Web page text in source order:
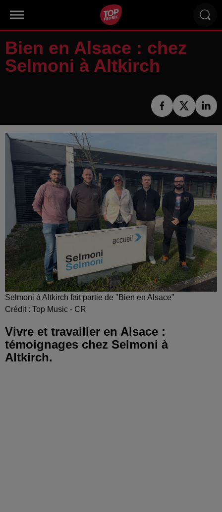
Bien en Alsace : chez
Selmoni à Altkirch
Selmoni à Altkirch fait partie de "Bien en Alsace"
Crédit : Top Music - CR
Vivre et travailler en Alsace :
témoignages chez Selmoni à
Altkirch.